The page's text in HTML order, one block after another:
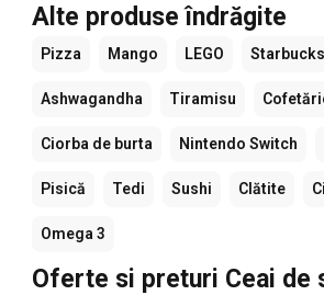
Alte produse îndrăgite
Pizza Mango LEGO Starbucks
Ashwagandha Tiramisu
Ciorba de burta Nintendo Switch
Pisică Tedi Sushi Clătite
Omega 3
Oferte si preturi Ceai de